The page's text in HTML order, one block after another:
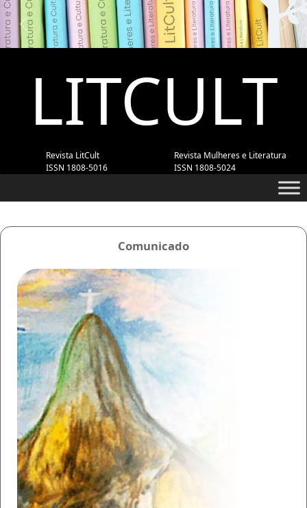
Previous Next
LITCULT
Revista LitCult
ISSN 1808-5016
Revista Mulheres e Literatura
ISSN 1808-5024
Comunicado